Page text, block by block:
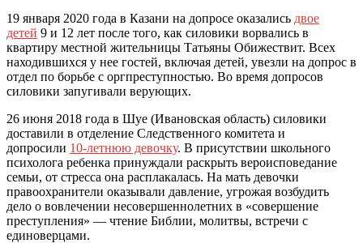
19 января 2020 года в Казани на допросе оказались двое
детей 9 и 12 лет после того, как силовики ворвались в
квартиру местной жительницы Татьяны Обижествит. Всех
находившихся у нее гостей, включая детей, увезли на допрос в
отдел по борьбе с оргпреступностью. Во время допросов
силовики запугивали верующих.
26 июня 2018 года в Шуе (Ивановская область) силовики
доставили в отделение Следственного комитета и
допросили 10-летнюю девочку. В присутствии школьного
психолога ребенка принуждали раскрыть вероисповедание
семьи, от стресса она расплакалась. На мать девочки
правоохранители оказывали давление, угрожая возбудить
дело о вовлечении несовершеннолетних в «совершение
преступления» — чтение Библии, молитвы, встречи с
единоверцами.